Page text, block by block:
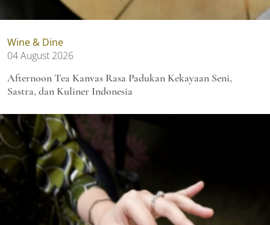
Wine & Dine
04 August 2026
Afternoon Tea Kanvas Rasa Padukan Kekayaan Seni,
Sastra, dan Kuliner Indonesia